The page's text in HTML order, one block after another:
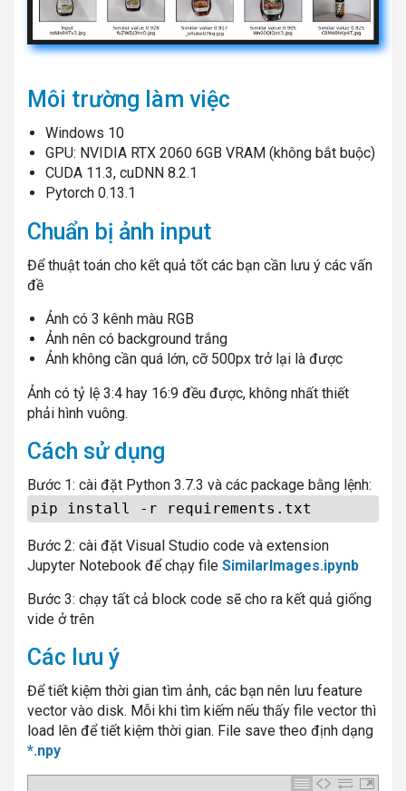
Môi trường làm việc
Windows 10
GPU: NVIDIA RTX 2060 6GB VRAM (không bắt buộc)
CUDA 11.3, cuDNN 8.2.1
Pytorch 0.13.1
Chuẩn bị ảnh input
Để thuật toán cho kết quả tốt các bạn cần lưu ý các vấn
đề
Ảnh có 3 kênh màu RGB
Ảnh nên có background trắng
Ảnh không cần quá lớn, cỡ 500px trở lại là được
Ảnh có tỷ lệ 3:4 hay 16:9 đều được, không nhất thiết
phải hình vuông.
Cách sử dụng
Bước 1: cài đặt Python 3.7.3 và các package bằng lệnh:
pip install -r requirements.txt
Bước 2: cài đặt Visual Studio code và extension
Jupyter Notebook để chạy file SimilarImages.ipynb
Bước 3: chạy tất cả block code sẽ cho ra kết quả giống
vide ở trên
Các lưu ý
Để tiết kiệm thời gian tìm ảnh, các bạn nên lưu feature
vector vào disk. Mỗi khi tìm kiếm nếu thấy file vector thì
load lên để tiết kiệm thời gian. File save theo định dạng
*.npy